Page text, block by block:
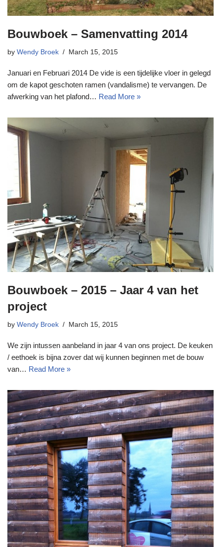
Bouwboek – Samenvatting 2014
by Wendy Broek March 15, 2015
Januari en Februari 2014 De vide is een tijdelijke vloer in gelegd
om de kapot geschoten ramen (vandalisme) te vervangen. De
afwerking van het plafond… Read More »
Bouwboek – 2015 – Jaar 4 van het
project
by Wendy Broek March 15, 2015
We zijn intussen aanbeland in jaar 4 van ons project. De keuken
/ eethoek is bijna zover dat wij kunnen beginnen met de bouw
van… Read More »